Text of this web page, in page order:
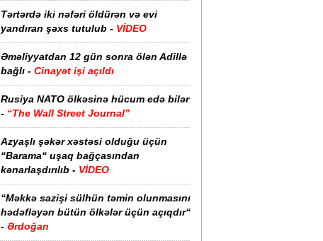
Tərtərdə iki nəfəri öldürən və evi
yandıran şəxs tutulub - VİDEO
Əməliyyatdan 12 gün sonra ölən Adillə
bağlı - Cinayət işi açıldı
Rusiya NATO ölkəsinə hücum edə bilər
- “The Wall Street Journal”
Azyaşlı şəkər xəstəsi olduğu üçün
“Barama“ uşaq bağçasından
kənarlaşdırılıb - VİDEO
“Məkkə sazişi sülhün təmin olunmasını
hədəfləyən bütün ölkələr üçün açıqdır“
- Ərdoğan